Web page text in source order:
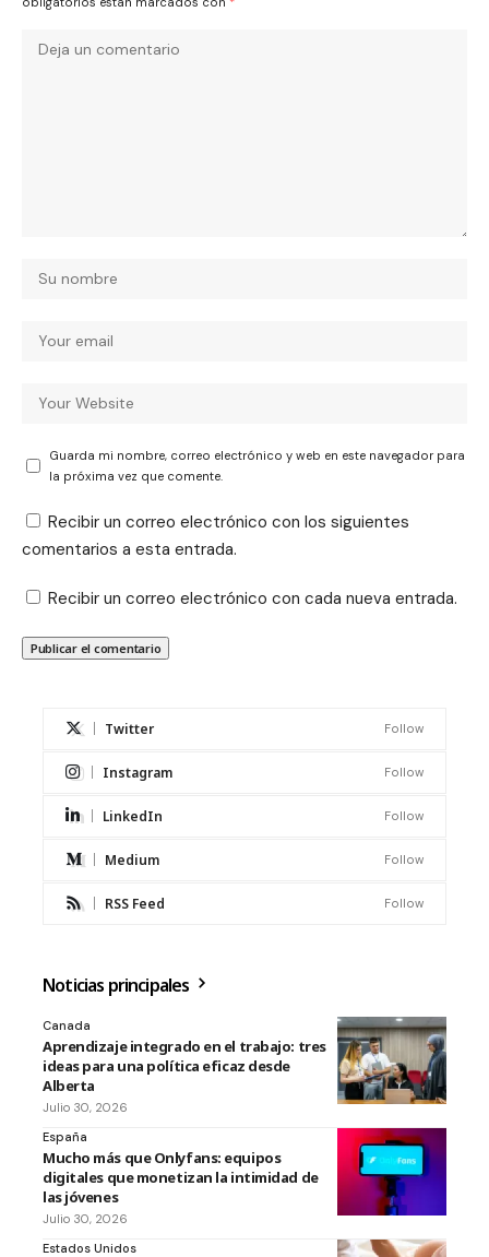
Guarda mi nombre, correo electrónico y web en este navegador para
la próxima vez que comente.
Recibir un correo electrónico con los siguientes
comentarios a esta entrada.
Recibir un correo electrónico con cada nueva entrada.
Twitter Follow
Instagram Follow
LinkedIn Follow
Medium Follow
RSS Feed Follow
Noticias principales
Canada
Aprendizaje integrado en el trabajo: tres
ideas para una política eficaz desde
Alberta
Julio 30, 2026
España
Mucho más que Onlyfans: equipos
digitales que monetizan la intimidad de
las jóvenes
Julio 30, 2026
Estados Unidos